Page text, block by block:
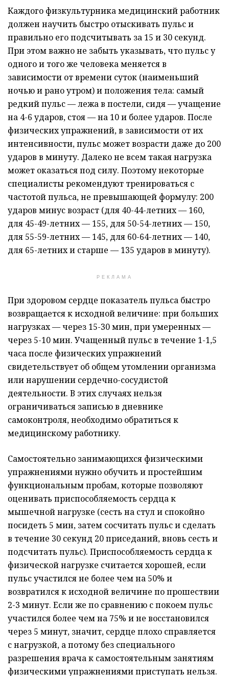
Каждого физкультурника медицинский работник
должен научить быстро отыскивать пульс и
правильно его подсчитывать за 15 и 30 секунд.
При этом важно не забыть указывать, что пульс у
одного и того же человека меняется в
зависимости от времени суток (наименьший
ночью и рано утром) и положения тела: самый
редкий пульс — лежа в постели, сидя — учащение
на 4-6 ударов, стоя — на 10 и более ударов. После
физических упражнений, в зависимости от их
интенсивности, пульс может возрасти даже до 200
ударов в минуту. Далеко не всем такая нагрузка
может оказаться под силу. Поэтому некоторые
специалисты рекомендуют тренироваться с
частотой пульса, не превышающей формулу: 200
ударов минус возраст (для 40-44-летних — 160,
для 45-49-летних — 155, для 50-54-летних — 150,
для 55-59-летних — 145, для 60-64-летних — 140,
для 65-летних и старше — 135 ударов в минуту).
РЕКЛАМА
При здоровом сердце показатель пульса быстро
возвращается к исходной величине: при больших
нагрузках — через 15-30 мин, при умеренных —
через 5-10 мин. Учащенный пульс в течение 1-1,5
часа после физических упражнений
свидетельствует об общем утомлении организма
или нарушении сердечно-сосудистой
деятельности. В этих случаях нельзя
ограничиваться записью в дневнике
самоконтроля, необходимо обратиться к
медицинскому работнику.
Самостоятельно занимающихся физическими
упражнениями нужно обучить и простейшим
функциональным пробам, которые позволяют
оценивать приспособляемость сердца к
мышечной нагрузке (сесть на стул и спокойно
посидеть 5 мин, затем сосчитать пульс и сделать
в течение 30 секунд 20 приседаний, вновь сесть и
подсчитать пульс). Приспособляемость сердца к
физической нагрузке считается хорошей, если
пульс участился не более чем на 50% и
возвратился к исходной величине по прошествии
2-3 минут. Если же по сравнению с покоем пульс
участился более чем на 75% и не восстановился
через 5 минут, значит, сердце плохо справляется
с нагрузкой, а потому без специального
разрешения врача к самостоятельным занятиям
физическими упражнениями приступать нельзя.